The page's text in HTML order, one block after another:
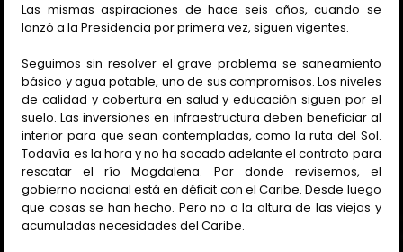
Las mismas aspiraciones de hace seis años, cuando se
lanzó a la Presidencia por primera vez, siguen vigentes.
Seguimos sin resolver el grave problema se saneamiento
básico y agua potable, uno de sus compromisos. Los niveles
de calidad y cobertura en salud y educación siguen por el
suelo. Las inversiones en infraestructura deben beneficiar al
interior para que sean contempladas, como la ruta del Sol.
Todavía es la hora y no ha sacado adelante el contrato para
rescatar el río Magdalena. Por donde revisemos, el
gobierno nacional está en déficit con el Caribe. Desde luego
que cosas se han hecho. Pero no a la altura de las viejas y
acumuladas necesidades del Caribe.